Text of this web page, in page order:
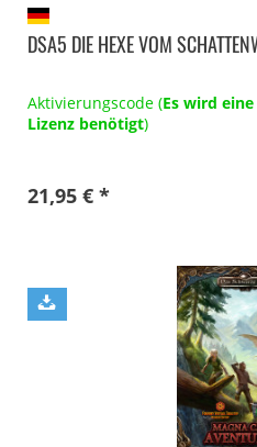
DSA5 DIE HEXE VOM
Aktivierungscode (Es wird
Lizenz benötigt)
21,95 € *